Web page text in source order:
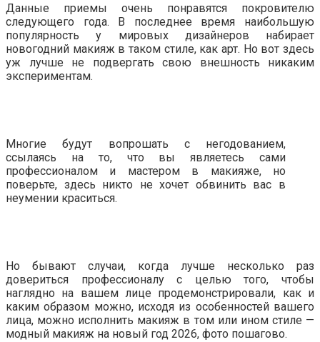
Данные приемы очень понравятся покровителю
следующего года. В последнее время наибольшую
популярность у мировых дизайнеров набирает
новогодний макияж в таком стиле, как арт. Но вот здесь
уж лучше не подвергать свою внешность никаким
экспериментам.
Многие будут вопрошать с негодованием,
ссылаясь на то, что вы являетесь сами
профессионалом и мастером в макияже, но
поверьте, здесь никто не хочет обвинить вас в
неумении краситься.
Но бывают случаи, когда лучше несколько раз
довериться профессионалу с целью того, чтобы
наглядно на вашем лице продемонстрировали, как и
каким образом можно, исходя из особенностей вашего
лица, можно исполнить макияж в том или ином стиле —
модный макияж на новый год 2026, фото пошагово.